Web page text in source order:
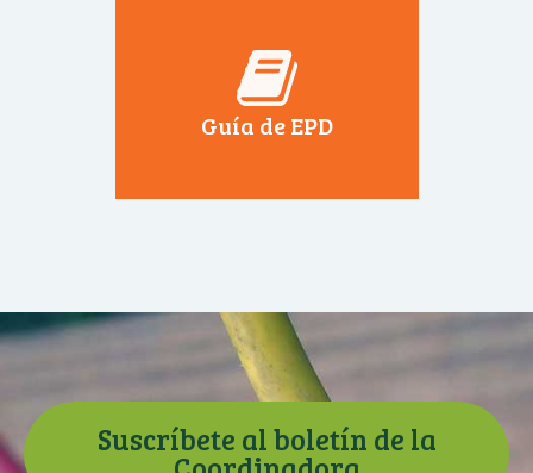
Guía de EPD
Suscríbete al boletín de la